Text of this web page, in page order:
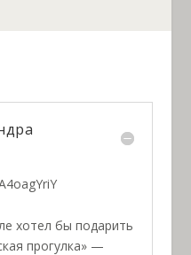
хотел бы подарить
прогулка» —